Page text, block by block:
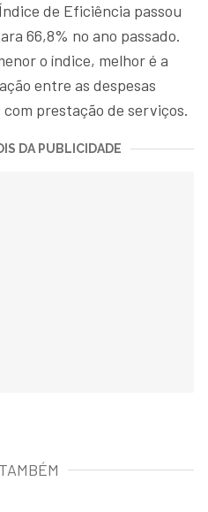
de Eficiência passou
66,8% no ano passado.
o índice, melhor é a
entre as despesas
prestação de serviços.
DA PUBLICIDADE